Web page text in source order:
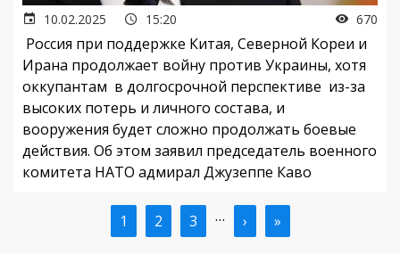
10.02.2025 15:20 670
Россия при поддержке Китая, Северной Кореи и
Ирана продолжает войну против Украины, хотя
оккупантам в долгосрочной перспективе из-за
высоких потерь и личного состава, и
вооружения будет сложно продолжать боевые
действия. Об этом заявил председатель военного
комитета НАТО адмирал Джузеппе Каво
Текущая
страница
1 Страница
2 Страница
3 … Следующая
страница
› Последняя
страница
»